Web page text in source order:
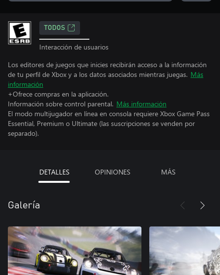
TODOS
Interacción de usuarios
Los editores de juegos que inicies recibirán acceso a la información
de tu perfil de Xbox y a los datos asociados mientras juegas. Más
información
+Ofrece compras en la aplicación.
Información sobre control parental. Más información
El modo multijugador en línea en consola requiere Xbox Game Pass
Essential, Premium o Ultimate (las suscripciones se venden por
separado).
DETALLES OPINIONES MÁS
Galería